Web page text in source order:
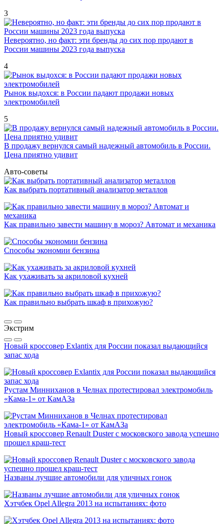
3
Невероятно, но факт: эти бренды до сих пор продают в
России машины 2023 года выпуска
4
Рынок выдохся: в России падают продажи новых
электромобилей
5
В продажу вернулся самый надежный автомобиль в России.
Цена приятно удивит
Авто-советы
Как выбрать портативный анализатор металлов
Как правильно завести машину в мороз? Автомат и механика
Способы экономии бензина
Как ухаживать за акриловой кухней
Как правильно выбрать шкаф в прихожую?
Экстрим
Новый кроссовер Exlantix для России показал выдающийся
запас хода
Рустам Минниханов в Челнах протестировал электромобиль
«Кама-1» от КамАЗа
Новый кроссовер Renault Duster с московского завода успешно
прошел краш-тест
Названы лучшие автомобили для уличных гонок
Хэтчбек Opel Allegra 2013 на испытаниях: фото